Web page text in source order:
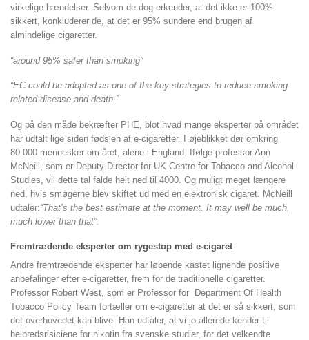
virkelige hændelser. Selvom de dog erkender, at det ikke er 100%
sikkert, konkluderer de, at det er 95% sundere end brugen af
almindelige cigaretter.
“around 95% safer than smoking”
“EC could be adopted as one of the key strategies to reduce smoking
related disease and death.”
Og på den måde bekræfter PHE, blot hvad mange eksperter på området
har udtalt lige siden fødslen af e-cigaretter. I øjeblikket dør omkring
80.000 mennesker om året, alene i England. Ifølge professor Ann
McNeill, som er Deputy Director for UK Centre for Tobacco and Alcohol
Studies, vil dette tal falde helt ned til 4000. Og muligt meget længere
ned, hvis smøgerne blev skiftet ud med en elektronisk cigaret. McNeill
udtaler:“That’s the best estimate at the moment. It may well be much,
much lower than that”.
Fremtrædende eksperter om rygestop med e-cigaret
Andre fremtrædende eksperter har løbende kastet lignende positive
anbefalinger efter e-cigaretter, frem for de traditionelle cigaretter.
Professor Robert West, som er Professor for Department Of Health
Tobacco Policy Team fortæller om e-cigaretter at det er så sikkert, som
det overhovedet kan blive. Han udtaler, at vi jo allerede kender til
helbredsrisiciene for nikotin fra svenske studier, for det velkendte